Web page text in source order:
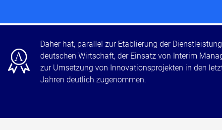
x
Daher hat, parallel zur Etablierung der
deutschen Wirtschaft, der Einsatz von Interim
zur Umsetzung von Innovationsprojekten in den
Jahren deutlich zugenommen.